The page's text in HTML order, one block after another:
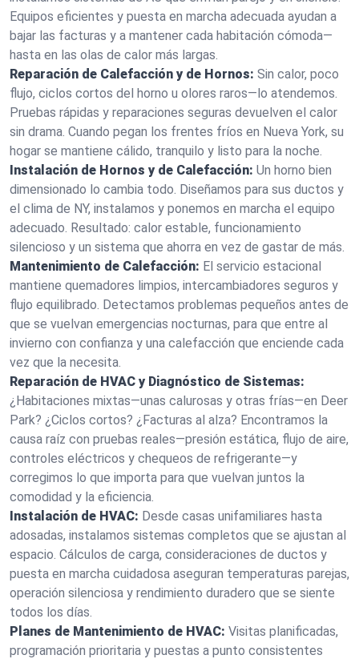
Equipos eficientes y puesta en marcha adecuada ayudan a
bajar las facturas y a mantener cada habitación cómoda—
hasta en las olas de calor más largas.
Reparación de Calefacción y de Hornos: Sin calor, poco
flujo, ciclos cortos del horno u olores raros—lo atendemos.
Pruebas rápidas y reparaciones seguras devuelven el calor
sin drama. Cuando pegan los frentes fríos en Nueva York, su
hogar se mantiene cálido, tranquilo y listo para la noche.
Instalación de Hornos y de Calefacción: Un horno bien
dimensionado lo cambia todo. Diseñamos para sus ductos y
el clima de NY, instalamos y ponemos en marcha el equipo
adecuado. Resultado: calor estable, funcionamiento
silencioso y un sistema que ahorra en vez de gastar de más.
Mantenimiento de Calefacción: El servicio estacional
mantiene quemadores limpios, intercambiadores seguros y
flujo equilibrado. Detectamos problemas pequeños antes de
que se vuelvan emergencias nocturnas, para que entre al
invierno con confianza y una calefacción que enciende cada
vez que la necesita.
Reparación de HVAC y Diagnóstico de Sistemas:
¿Habitaciones mixtas—unas calurosas y otras frías—en Deer
Park? ¿Ciclos cortos? ¿Facturas al alza? Encontramos la
causa raíz con pruebas reales—presión estática, flujo de aire,
controles eléctricos y chequeos de refrigerante—y
corregimos lo que importa para que vuelvan juntos la
comodidad y la eficiencia.
Instalación de HVAC: Desde casas unifamiliares hasta
adosadas, instalamos sistemas completos que se ajustan al
espacio. Cálculos de carga, consideraciones de ductos y
puesta en marcha cuidadosa aseguran temperaturas parejas,
operación silenciosa y rendimiento duradero que se siente
todos los días.
Planes de Mantenimiento de HVAC: Visitas planificadas,
programación prioritaria y puestas a punto consistentes